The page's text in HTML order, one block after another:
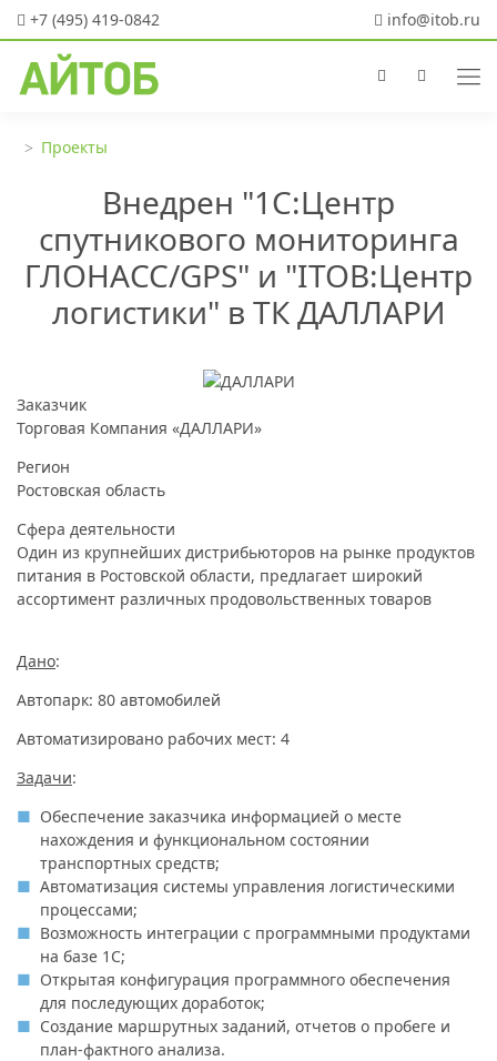
+7 (495) 419-0842 info@itob.ru
Проекты
Внедрен "1С:Центр
спутникового мониторинга
ГЛОНАСС/GPS" и "ITOB:Центр
логистики" в ТК ДАЛЛАРИ
Заказчик
Торговая Компания «ДАЛЛАРИ»
Регион
Ростовская область
Сфера деятельности
Один из крупнейших дистрибьюторов на рынке продуктов
питания в Ростовской области, предлагает широкий
ассортимент различных продовольственных товаров
Дано:
Автопарк: 80 автомобилей
Автоматизировано рабочих мест: 4
Задачи:
Обеспечение заказчика информацией о месте
нахождения и функциональном состоянии
транспортных средств;
Автоматизация системы управления логистическими
процессами;
Возможность интеграции с программными продуктами
на базе 1С;
Открытая конфигурация программного обеспечения
для последующих доработок;
Создание маршрутных заданий, отчетов о пробеге и
план-фактного анализа.